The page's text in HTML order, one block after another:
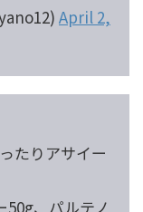
April 2,
たりアサイー
、パルテノ